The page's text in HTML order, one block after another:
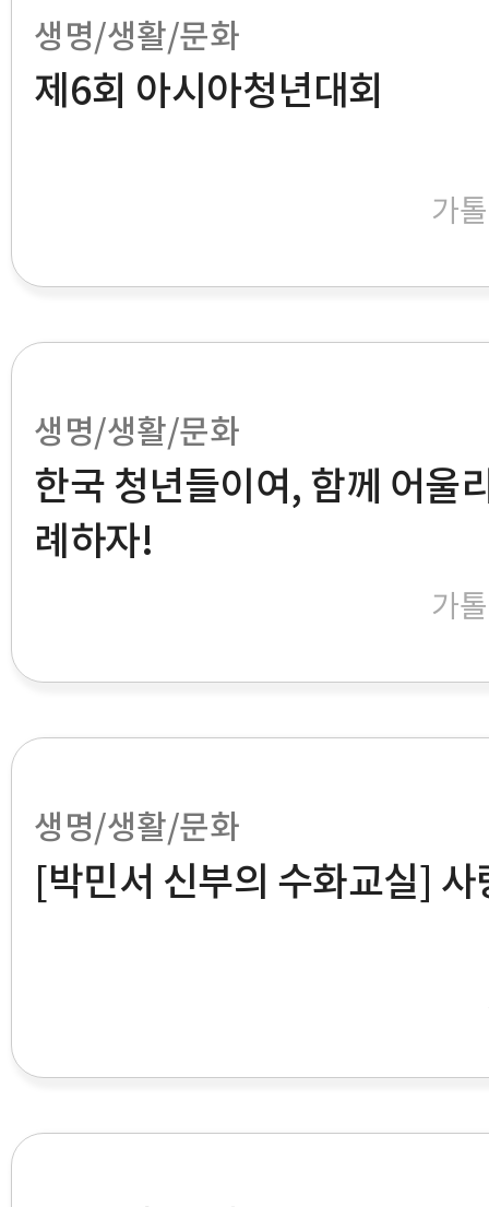
생명/생활/문화
제6회 아시아청년대회
가
생명/생활/문화
한국 청년들이여, 함께 어울
례하자!
가
생명/생활/문화
[박민서 신부의 수화교실] 사